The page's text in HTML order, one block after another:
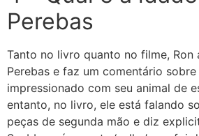
Perebas
Tanto no livro quanto no filme, Ron
Perebas e faz um comentário
impressionado com seu animal de
entanto, no livro, ele está falando
peças de segunda mão e diz